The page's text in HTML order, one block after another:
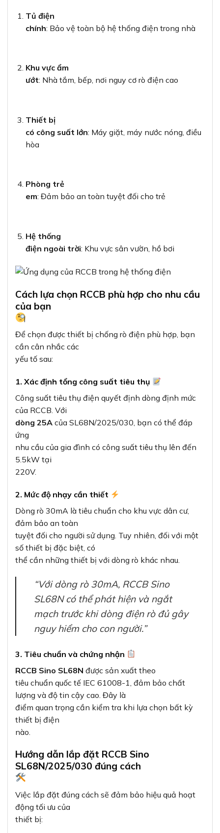
Tủ điện
chính: Bảo vệ toàn bộ hệ thống điện trong nhà
Khu vực ẩm
ướt: Nhà tắm, bếp, nơi nguy cơ rò điện cao
Thiết bị
có công suất lớn: Máy giặt, máy nước nóng, điều
hòa
Phòng trẻ
em: Đảm bảo an toàn tuyệt đối cho trẻ
Hệ thống
điện ngoài trời: Khu vực sân vườn, hồ bơi
Cách lựa chọn RCCB phù hợp cho nhu cầu
của bạn
Để chọn được thiết bị chống rò điện phù hợp, bạn
cần cân nhắc các
yếu tố sau:
1. Xác định tổng công suất tiêu thụ
Công suất tiêu thụ điện quyết định dòng định mức
của RCCB. Với
dòng 25A của SL68N/2025/030, bạn có thể đáp
ứng
nhu cầu của gia đình có công suất tiêu thụ lên đến
5.5kW tại
220V.
2. Mức độ nhạy cần thiết
Dòng rò 30mA là tiêu chuẩn cho khu vực dân cư,
đảm bảo an toàn
tuyệt đối cho người sử dụng. Tuy nhiên, đối với một
số thiết bị đặc biệt, có
thể cần những thiết bị với dòng rò khác nhau.
“Với dòng rò 30mA, RCCB Sino
SL68N có thể phát hiện và ngắt
mạch trước khi dòng điện rò đủ gây
nguy hiểm cho con người.”
3. Tiêu chuẩn và chứng nhận
RCCB Sino SL68N được sản xuất theo
tiêu chuẩn quốc tế IEC 61008-1, đảm bảo chất
lượng và độ tin cậy cao. Đây là
điểm quan trọng cần kiểm tra khi lựa chọn bất kỳ
thiết bị điện
nào.
Hướng dẫn lắp đặt RCCB Sino
SL68N/2025/030 đúng cách
Việc lắp đặt đúng cách sẽ đảm bảo hiệu quả hoạt
động tối ưu của
thiết bị: